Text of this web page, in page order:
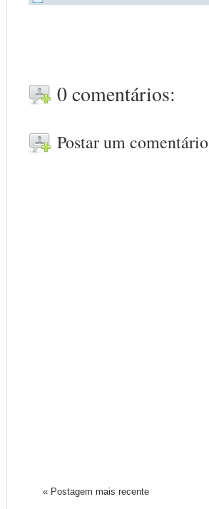
0 comentários:
Postar um comentário
« Postagem mais recente